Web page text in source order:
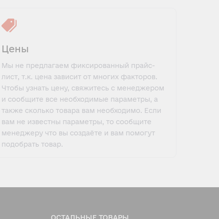
Цены
Мы не предлагаем фиксированный прайс-
лист, т.к. цена зависит от многих факторов.
Чтобы узнать цену, свяжитесь с менеджером
и сообщите все необходимые параметры, а
также сколько товара вам необходимо. Если
вам не известны параметры, то сообщите
менеджеру что вы создаёте и вам помогут
подобрать товар.